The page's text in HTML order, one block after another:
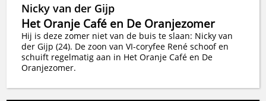
Nicky van der Gijp
Het Oranje Café en De Oranjezomer
Hij is deze zomer niet van de buis te slaan: Nicky van
der Gijp (24). De zoon van VI-coryfee René schoof en
schuift regelmatig aan in Het Oranje Café en De
Oranjezomer.